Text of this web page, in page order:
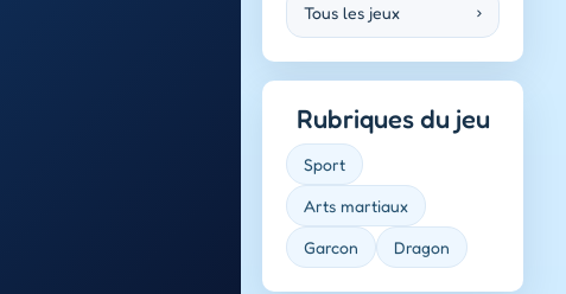
Tous les jeux ›
Rubriques du jeu
Sport
Arts martiaux
Garcon Dragon